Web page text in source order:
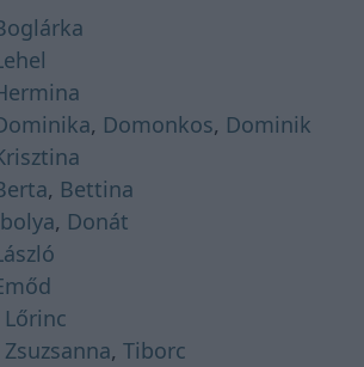
, Domonkos, Dominik
, Bettina
, Donát
Lőrinc
Zsuzsanna, Tiborc